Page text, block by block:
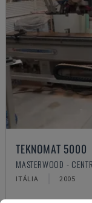
TEKNOMAT 5000
MASTERWOOD -
ITÁLIA 2005